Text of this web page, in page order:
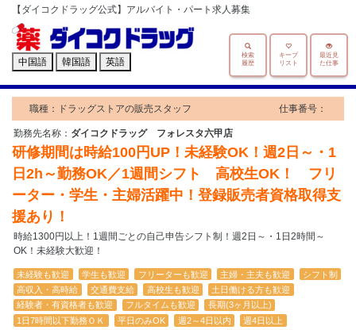
【ダイコクドラッグ公式】アルバイト・パート求人募集
中国語 韓国語 英語
最近見
た仕事
キープ
リスト
検索
履歴
職種：ドラッグストアの販売スタッフ 仕事番号：
勤務先名称： ダイコクドラッグ フォレスタ六甲店
研修期間は時給100円UP！未経験OK！週2日～・1
日2h～勤務OK／1週間シフト 高校生OK！ フリ
ーター・学生・主婦活躍中！登録販売者資格取得支
援あり！
時給1300円以上！1週間ごとの自己申告シフト制！週2日～・1日2時間～
OK！未経験大歓迎！
未経験も歓迎 学生も歓迎 フリーターも歓迎 主婦・主夫も歓迎
シフト制
高収入・高時給
交通費支給 高校生も歓迎
土日働ける方も歓迎
経験者・有資格者も歓迎
フルタイムも歓迎
長期(3ヶ月以上)
1日7時間以下勤務ＯＫ
平日のみOK 週2～4日以内
週4日以上